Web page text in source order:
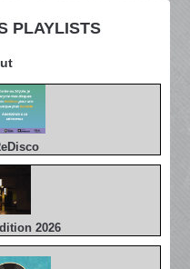
PLAYLISTS
2026